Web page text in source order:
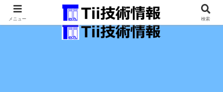
最新の科学技術の情報インフラ。
メニュー 検索